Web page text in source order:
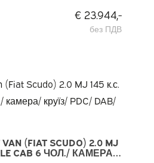
€ 23.944,-
без ПДВ
VAN (FIAT SCUDO) 2.0 MJ
CAB 6 ЧОЛ./ КАМЕРА/